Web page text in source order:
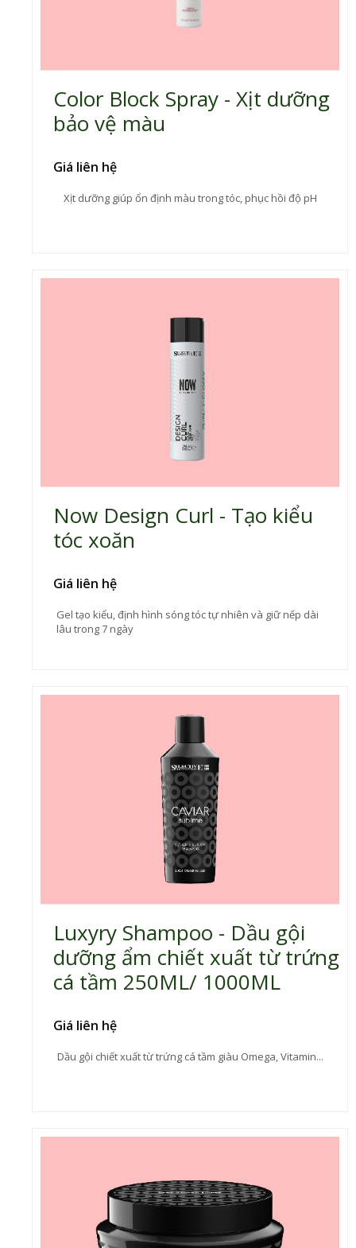
Color Block Spray - Xịt dưỡng
bảo vệ màu
Giá liên hệ
Xịt dưỡng giúp ổn định màu trong tóc, phục hồi độ pH
Now Design Curl - Tạo kiểu
tóc xoăn
Giá liên hệ
Gel tạo kiểu, định hình sóng tóc tự nhiên và giữ nếp dài
lâu trong 7 ngày
Luxyry Shampoo - Dầu gội
dưỡng ẩm chiết xuất từ trứng
cá tầm 250ML/ 1000ML
Giá liên hệ
Dầu gội chiết xuất từ trứng cá tầm giàu Omega, Vitamin...